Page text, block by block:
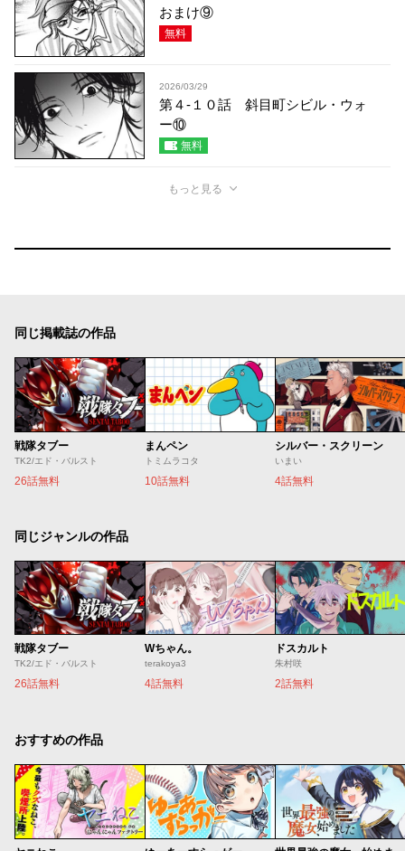
おまけ⑨
無料
2026/03/29
第４-１０話 斜目町シビル・ウォ
ー⑩
無料
もっと見る
同じ掲載誌の作品
戦隊タブー
TK2/エド・バルスト
26話無料
まんペン
トミムラコタ
10話無料
シルバー・スクリーン
いまい
4話無料
同じジャンルの作品
戦隊タブー
TK2/エド・バルスト
26話無料
Wちゃん。
terakoya3
4話無料
ドスカルト
朱村咲
2話無料
おすすめの作品